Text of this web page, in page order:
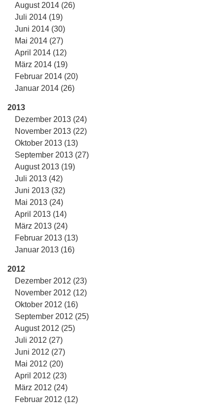
August 2014 (26)
Juli 2014 (19)
Juni 2014 (30)
Mai 2014 (27)
April 2014 (12)
März 2014 (19)
Februar 2014 (20)
Januar 2014 (26)
2013
Dezember 2013 (24)
November 2013 (22)
Oktober 2013 (13)
September 2013 (27)
August 2013 (19)
Juli 2013 (42)
Juni 2013 (32)
Mai 2013 (24)
April 2013 (14)
März 2013 (24)
Februar 2013 (13)
Januar 2013 (16)
2012
Dezember 2012 (23)
November 2012 (12)
Oktober 2012 (16)
September 2012 (25)
August 2012 (25)
Juli 2012 (27)
Juni 2012 (27)
Mai 2012 (20)
April 2012 (23)
März 2012 (24)
Februar 2012 (12)